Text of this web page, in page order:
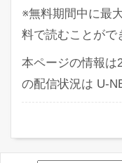
※無料期間中に最
料で読むことがで
本ページの情報は
の配信状況は U-